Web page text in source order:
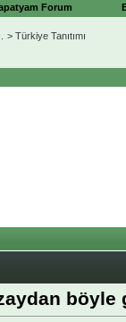
Forum
> Türkiye Tanıtımı
böyle